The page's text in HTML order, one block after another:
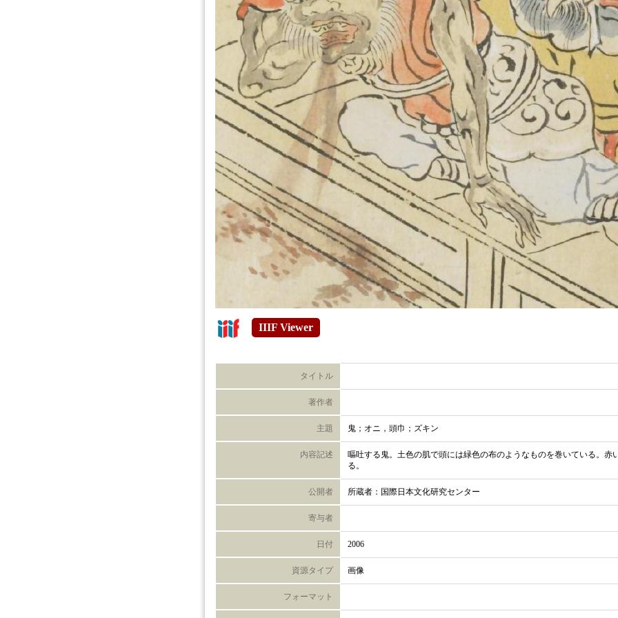
IIIF Viewer
タイトル
著作者
主題 鬼；オニ，頭巾；ズキン
内容記述
嘔吐する鬼。土色の肌で頭には緑色の布のようなものを巻いている。赤
る。
公開者 所蔵者：国際日本文化研究センター
寄与者
日付 2006
資源タイプ 画像
フォーマット